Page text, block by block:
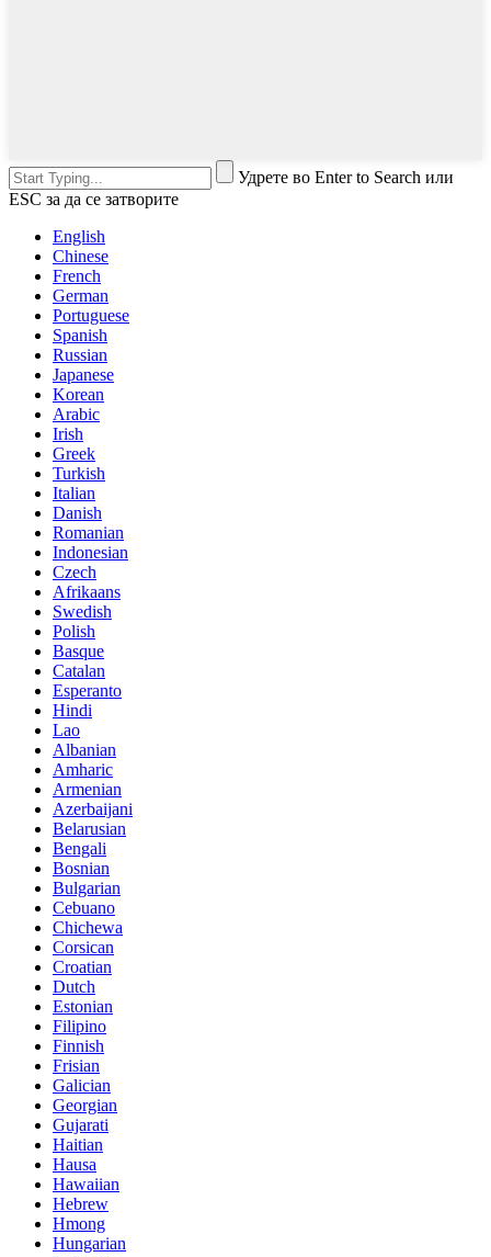
Удрете во Enter to Search или
ESC за да се затворите
English
Chinese
French
German
Portuguese
Spanish
Russian
Japanese
Korean
Arabic
Irish
Greek
Turkish
Italian
Danish
Romanian
Indonesian
Czech
Afrikaans
Swedish
Polish
Basque
Catalan
Esperanto
Hindi
Lao
Albanian
Amharic
Armenian
Azerbaijani
Belarusian
Bengali
Bosnian
Bulgarian
Cebuano
Chichewa
Corsican
Croatian
Dutch
Estonian
Filipino
Finnish
Frisian
Galician
Georgian
Gujarati
Haitian
Hausa
Hawaiian
Hebrew
Hmong
Hungarian